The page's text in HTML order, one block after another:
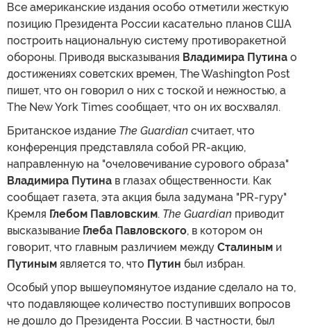
Все американские издания особо отметили жесткую
позицию Президента России касательно планов США
построить национальную систему противоракетной
обороны. Приводя высказывания Владимира Путина о
достижениях советских времен, The Washington Post
пишет, что он говорил о них с тоской и нежностью, а
The New York Times сообщает, что он их восхвалял.
Британское издание The Guardian считает, что
конференция представляла собой PR-акцию,
направленную на "очеловечивание сурового образа"
Владимира Путина в глазах общественности. Как
сообщает газета, эта акция была задумана "PR-гуру"
Кремля Глебом Павловским. The Guardian приводит
высказывание Глеба Павловского, в котором он
говорит, что главным различием между Сталиным и
Путиным является то, что Путин был избран.
Особый упор вышеупомянутое издание сделало на то,
что подавляющее количество поступивших вопросов
не дошло до Президента России. В частности, был